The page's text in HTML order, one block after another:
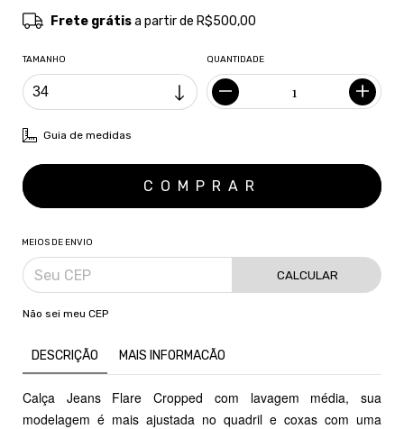
Frete grátisa partir de R$500,00
TAMANHO QUANTIDADE
Guia de medidas
MEIOS DE ENVIO
CALCULAR
Não sei meu CEP
DESCRIÇÃO MAIS INFORMACÃO
Calça Jeans Flare Cropped com lavagem média, sua
modelagem é mais ajustada no quadril e coxas com uma